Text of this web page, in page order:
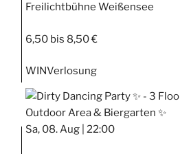
Freilichtbühne Weißensee
6,50 bis 8,50 €
WINVerlosung
Sa, 08. Aug | 22:00